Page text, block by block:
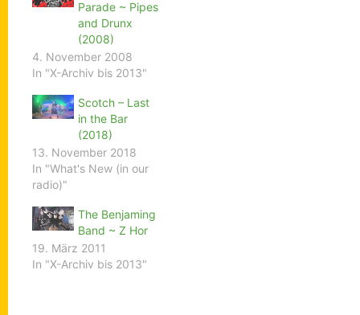
Parade ~ Pipes
and Drunx
(2008)
4. November 2008
In "X-Archiv bis 2013"
Scotch – Last
in the Bar
(2018)
13. November 2018
In "What's New (in our
radio)"
The Benjaming
Band ~ Z Hor
19. März 2011
In "X-Archiv bis 2013"